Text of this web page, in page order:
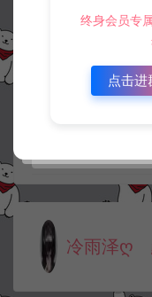
将会第一时间解决！
本站提供的所有资源
侵权联系邮箱：
阿泽源码网 游戏源
冷雨泽ღ
终身会员专
点击进